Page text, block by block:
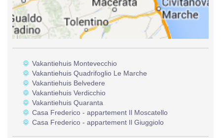
Vakantiehuis Montevecchio
Vakantiehuis Quadrifoglio Le Marche
Vakantiehuis Belvedere
Vakantiehuis Verdicchio
Vakantiehuis Quaranta
Casa Frederico - appartement Il Moscatello
Casa Frederico - appartement Il Giuggiolo